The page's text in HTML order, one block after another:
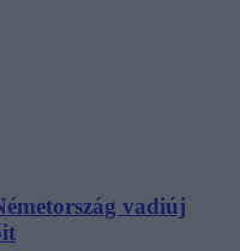
vadiúj